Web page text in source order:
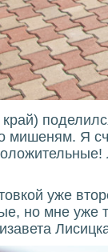
мишеням. Я
уже
но мне